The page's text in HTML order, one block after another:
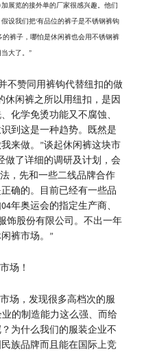
展览的接外单的厂家很感兴趣。他们
设我们把‘有品位的裤子是不锈钢裤钩
裤子，哪怕是休闲裤也会用不锈钢裤
大了。”
不赞同用裤钩代替纽扣的做
休闲裤之所以用纽扣，是因
化学免烫功能又不腐蚀、
到这是一种趋势。既然是
来做。”谈起休闲裤这块市
做了详细的调研及计划，会
法，先和一些二线品牌合作
确的。目前已经有一些品
年奥运会的指定生产商、
饰股份有限公司。不出一年
裤市场。”
场！
场，发现很多高档次的服
的制造能力这么强、而给
为什么我们的服装企业不
族品牌而且能在国际上竞